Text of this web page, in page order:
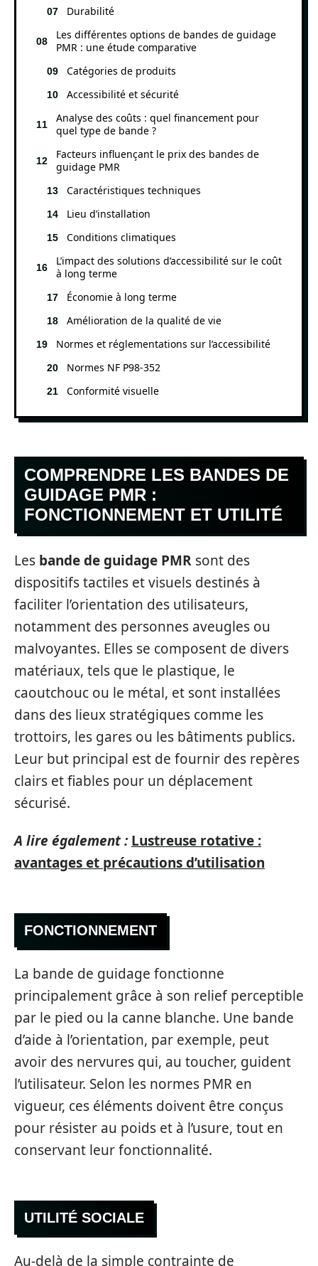
Durabilité
Les différentes options de bandes de guidage
PMR : une étude comparative
Catégories de produits
Accessibilité et sécurité
Analyse des coûts : quel financement pour
quel type de bande ?
Facteurs influençant le prix des bandes de
guidage PMR
Caractéristiques techniques
Lieu d’installation
Conditions climatiques
L’impact des solutions d’accessibilité sur le coût
à long terme
Économie à long terme
Amélioration de la qualité de vie
Normes et réglementations sur l’accessibilité
Normes NF P98-352
Conformité visuelle
COMPRENDRE LES BANDES DE
GUIDAGE PMR :
FONCTIONNEMENT ET UTILITÉ
Les bande de guidage PMR sont des
dispositifs tactiles et visuels destinés à
faciliter l’orientation des utilisateurs,
notamment des personnes aveugles ou
malvoyantes. Elles se composent de divers
matériaux, tels que le plastique, le
caoutchouc ou le métal, et sont installées
dans des lieux stratégiques comme les
trottoirs, les gares ou les bâtiments publics.
Leur but principal est de fournir des repères
clairs et fiables pour un déplacement
sécurisé.
A lire également : Lustreuse rotative :
avantages et précautions d’utilisation
FONCTIONNEMENT
La bande de guidage fonctionne
principalement grâce à son relief perceptible
par le pied ou la canne blanche. Une bande
d’aide à l’orientation, par exemple, peut
avoir des nervures qui, au toucher, guident
l’utilisateur. Selon les normes PMR en
vigueur, ces éléments doivent être conçus
pour résister au poids et à l’usure, tout en
conservant leur fonctionnalité.
UTILITÉ SOCIALE
Au-delà de la simple contrainte de